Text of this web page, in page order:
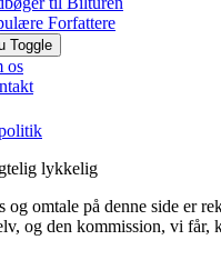
Forfattere
Toggle
os
lykkelig
og omtale på denne side er
og den kommission, vi får,